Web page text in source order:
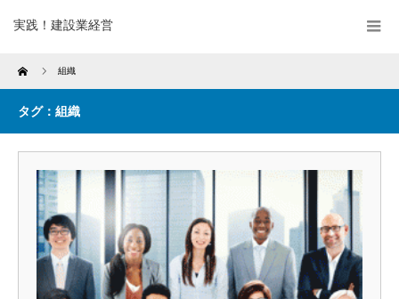
実践！建設業経営
Home 組織
タグ：組織